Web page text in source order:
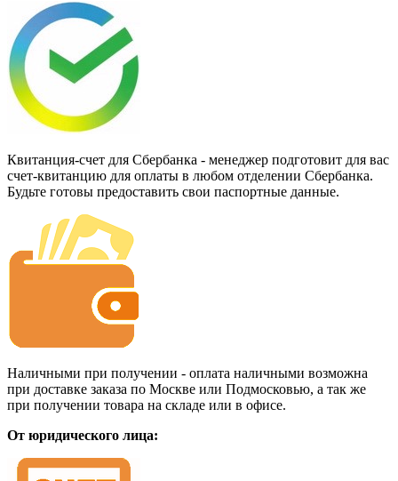
Квитанция-счет для Сбербанка - менеджер подготовит для вас
счет-квитанцию для оплаты в любом отделении Сбербанка.
Будьте готовы предоставить свои паспортные данные.
Наличными при получении - оплата наличными возможна
при доставке заказа по Москве или Подмосковью, а так же
при получении товара на складе или в офисе.
От юридического лица: